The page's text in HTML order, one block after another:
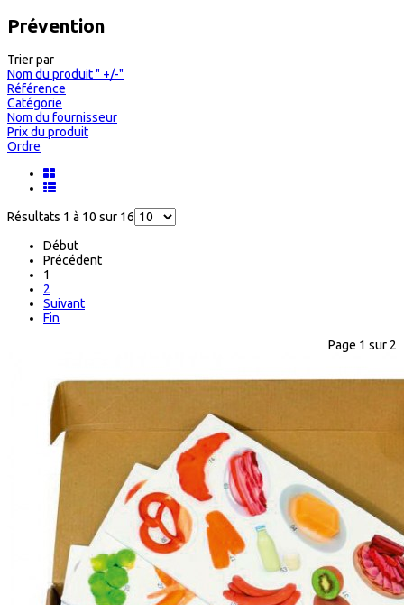
Prévention
Trier par
Nom du produit " +/-"
Référence
Catégorie
Nom du fournisseur
Prix du produit
Ordre
Résultats 1 à 10 sur 16
Début
Précédent
1
2
Suivant
Fin
Page 1 sur 2